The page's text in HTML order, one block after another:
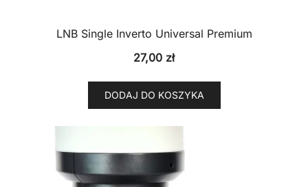
LNB Single Inverto Universal Premium
27,00 zł
DODAJ DO KOSZYKA